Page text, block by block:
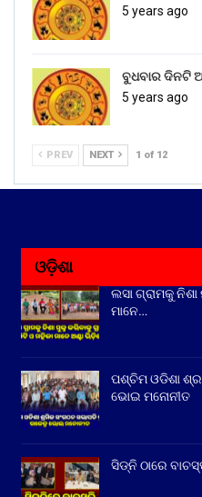
5 years ago
ବୁଧବାର ଦିନଟି
5 years ago
PREV NEXT 1 of 12
ଓଡ଼ିଶା
ଲସା ଗ୍ରାମକୁ
ମାନେ…
ପଶ୍ଚିମ ଓଡିଶା
ଭୋଇ ମନୋନୀତ
ସିଡ୍‌ନି ଠାରେ